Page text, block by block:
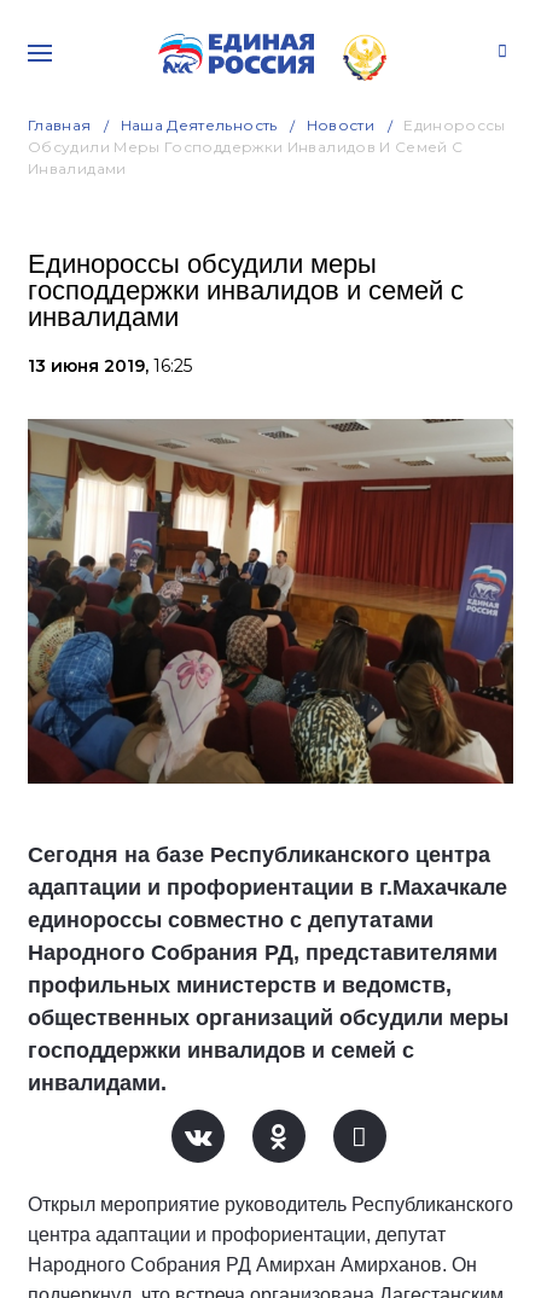
Главная Наша Деятельность Новости
Единороссы
Обсудили Меры Господдержки Инвалидов И Семей С
Инвалидами
Единороссы обсудили меры
господдержки инвалидов и семей с
инвалидами
13 июня 2019, 16:25
Сегодня на базе Республиканского центра
адаптации и профориентации в г.Махачкале
единороссы совместно с депутатами
Народного Собрания РД, представителями
профильных министерств и ведомств,
общественных организаций обсудили меры
господдержки инвалидов и семей с
инвалидами.
Открыл мероприятие руководитель Республиканского
центра адаптации и профориентации, депутат
Народного Собрания РД Амирхан Амирханов. Он